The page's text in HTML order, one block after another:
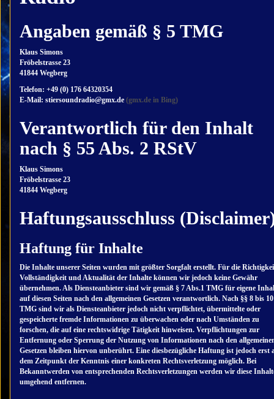
Angaben gemäß § 5 TMG
Klaus Simons
Fröbelstrasse 23
41844 Wegberg
Telefon: +49 (0) 176 64320354
E-Mail: stiersoundradio@gmx.de (gmx.de in Bing)
Verantwortlich für den Inhalt
nach § 55 Abs. 2 RStV
Klaus Simons
Fröbelstrasse 23
41844 Wegberg
Haftungsausschluss
Haftung für Inhalte
Die Inhalte unserer Seiten wurden mit größter Sorgfalt erstellt. Für die
Vollständigkeit und Aktualität der Inhalte können wir jedoch keine Gewähr
übernehmen. Als Diensteanbieter sind wir gemäß § 7 Abs.1 TMG für eigene
auf diesen Seiten nach den allgemeinen Gesetzen verantwortlich. Nach §§ 8 bis 10
TMG sind wir als Diensteanbieter jedoch nicht verpflichtet, übermittelte oder
gespeicherte fremde Informationen zu überwachen oder nach Umständen zu
forschen, die auf eine rechtswidrige Tätigkeit hinweisen. Verpflichtungen zur
Entfernung oder Sperrung der Nutzung von Informationen nach den
Gesetzen bleiben hiervon unberührt. Eine diesbezügliche Haftung ist jedoch erst
dem Zeitpunkt der Kenntnis einer konkreten Rechtsverletzung möglich. Bei
Bekanntwerden von entsprechenden Rechtsverletzungen werden wir diese
umgehend entfernen.